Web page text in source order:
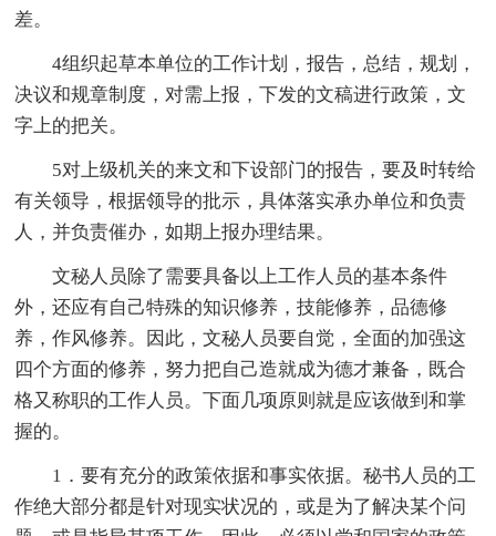
差。
4组织起草本单位的工作计划，报告，总结，规划，
决议和规章制度，对需上报，下发的文稿进行政策，文
字上的把关。
5对上级机关的来文和下设部门的报告，要及时转给
有关领导，根据领导的批示，具体落实承办单位和负责
人，并负责催办，如期上报办理结果。
文秘人员除了需要具备以上工作人员的基本条件
外，还应有自己特殊的知识修养，技能修养，品德修
养，作风修养。因此，文秘人员要自觉，全面的加强这
四个方面的修养，努力把自己造就成为德才兼备，既合
格又称职的工作人员。下面几项原则就是应该做到和掌
握的。
1．要有充分的政策依据和事实依据。秘书人员的工
作绝大部分都是针对现实状况的，或是为了解决某个问